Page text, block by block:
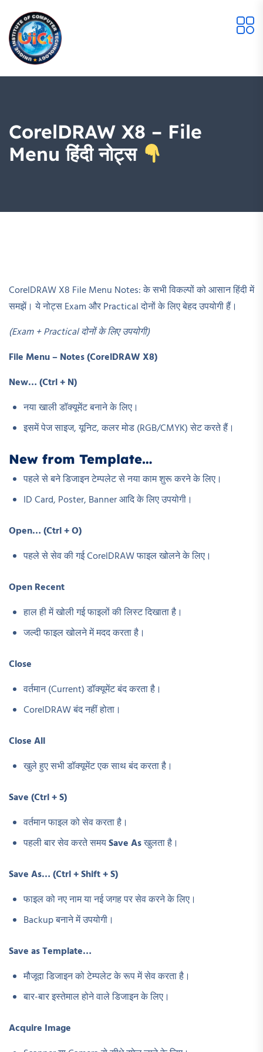
CorelDRAW X8 – File
Menu हिंदी नोट्स
CorelDRAW X8 File Menu Notes: के सभी विकल्पों को आसान हिंदी में
समझें। ये नोट्स Exam और Practical दोनों के लिए बेहद उपयोगी हैं।
(Exam + Practicalदोनों के लिए उपयोगी)
File Menu – Notes (CorelDRAW X8)
New… (Ctrl + N)
नया खाली डॉक्यूमेंट बनाने के लिए।
इसमें पेज साइज, यूनिट, कलर मोड (RGB/CMYK) सेट करते हैं।
New from Template…
पहले से बने डिजाइन टेम्पलेट से नया काम शुरू करने के लिए।
ID Card, Poster, Banner आदि के लिए उपयोगी।
Open… (Ctrl + O)
पहले से सेव की गई CorelDRAW फाइल खोलने के लिए।
Open Recent
हाल ही में खोली गई फाइलों की लिस्ट दिखाता है।
जल्दी फाइल खोलने में मदद करता है।
Close
वर्तमान (Current) डॉक्यूमेंट बंद करता है।
CorelDRAW बंद नहीं होता।
Close All
खुले हुए सभी डॉक्यूमेंट एक साथ बंद करता है।
Save (Ctrl + S)
वर्तमान फाइल को सेव करता है।
पहली बार सेव करते समयSave Asखुलता है।
Save As… (Ctrl + Shift + S)
फाइल को नए नाम या नई जगह पर सेव करने के लिए।
Backup बनाने में उपयोगी।
Save as Template…
मौजूदा डिजाइन को टेम्पलेट के रूप में सेव करता है।
बार-बार इस्तेमाल होने वाले डिजाइन के लिए।
Acquire Image